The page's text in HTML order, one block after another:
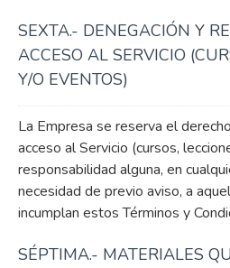
SEXTA.- DENEGACIÓN Y
ACCESO AL SERVICIO
Y/O EVENTOS)
La Empresa se reserva el
acceso al Servicio (cursos,
responsabilidad alguna, en
necesidad de previo aviso, a
incumplan estos Términos y
SÉPTIMA.- MATERIALES